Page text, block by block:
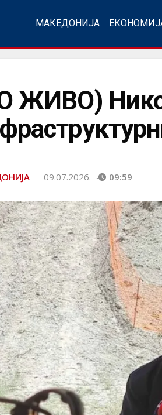
МАКЕДОНИЈА
ЖИВО)
09.07.2026. 09:59